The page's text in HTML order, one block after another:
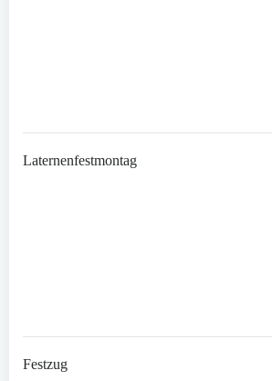
Laternenfestmontag
Festzug